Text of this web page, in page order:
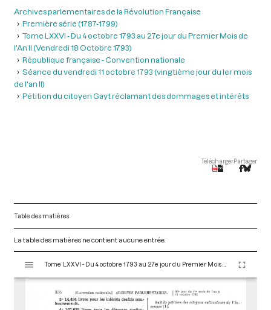
Archives parlementaires de la Révolution Française
Première série (1787-1799)
Tome LXXVI - Du 4 octobre 1793 au 27e jour du Premier Mois de
l'An II (Vendredi 18 Octobre 1793)
République française - Convention nationale
Séance du vendredi 11 octobre 1793 (vingtième jour du ler mois
de l'an II)
Pétition du citoyen Gayt réclamant des dommages et intérêts
TéléchargerPartager
Table des matières
La table des matières ne contient aucune entrée.
s